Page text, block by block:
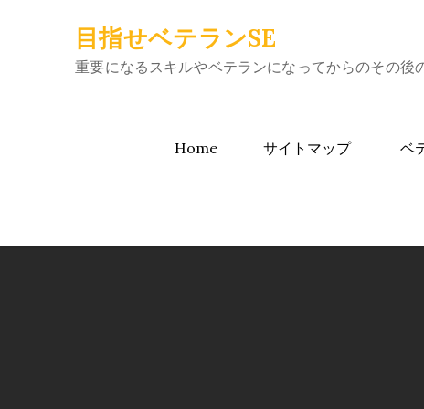
目指せベテランSE
重要になるスキルやベテランになってからのその後
Home サイトマップ ベ